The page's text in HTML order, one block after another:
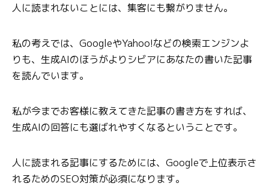
人に読まれないことには、集客にも繋がりません。
私の考えでは、GoogleやYahoo!などの検索エンジンよ
りも、生成AIのほうがよりシビアにあなたの書いた記事
を読んでいます。
私が今までお客様に教えてきた記事の書き方をすれば、
生成AIの回答にも選ばれやすくなるということです。
人に読まれる記事にするためには、Googleで上位表示さ
れるためのSEO対策が必須になります。